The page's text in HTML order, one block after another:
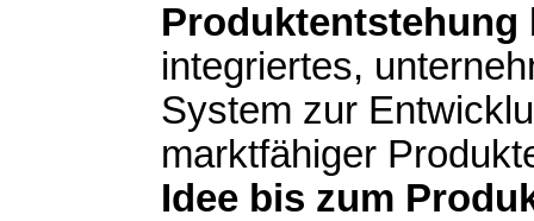
Produktentstehung
integriertes,
System zur
marktfähiger
Idee bis zum